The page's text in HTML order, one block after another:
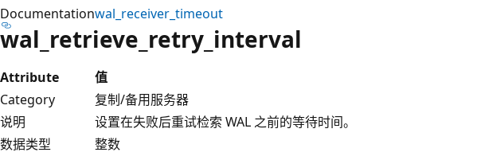
Documentationwal_receiver_timeout
wal_retrieve_retry_interval
Attribute
值
Category
复制/备用服务器
说明
设置在失败后重试检索 WAL 之前的等待时间。
数据类型
整数